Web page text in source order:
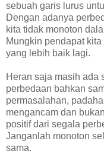
sebuah garis lurus
Dengan adanya
kita tidak monoton
Mungkin pendapat
yang lebih baik lagi.
Heran saja masih ada
perbedaan bahkan
permasalahan,
mengancam dan
positif dari segala
Janganlah monoton
sama.